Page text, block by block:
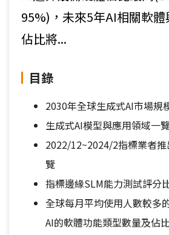
95%)，未來5年AI相關軟
佔比將...
目錄
2030年全球生成式AI市場規
生成式AI模型與應用領域一
2022/12~2024/2指標業者
覽
指標邊緣SLM能力測試評分
全球每月平均使用人數較多
AI的軟體功能類型數量及佔比